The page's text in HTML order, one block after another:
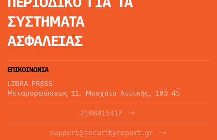
ΣΥΣΤΗΜΑΤΑ
ΑΣΦΑΛΕΙΑΣ
ΕΠΙΚΟΙΝΩΝΙΑ
LIBRA PRESS
Μεταμορφώσεως 11, Μοσχάτο Αττικής, 183 45
2108815417
support@securityreport.gr